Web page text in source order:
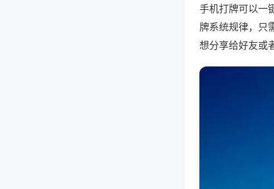
手机打牌可以一
牌系统规律，只
想分享给好友或